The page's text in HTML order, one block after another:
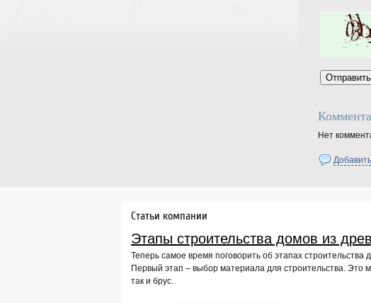
Нет
Статьи компании
Этапы строительства домов из
Теперь самое время поговорить об этапах строительства
Первый этап – выбор материала для строительства. Это
так и брус.